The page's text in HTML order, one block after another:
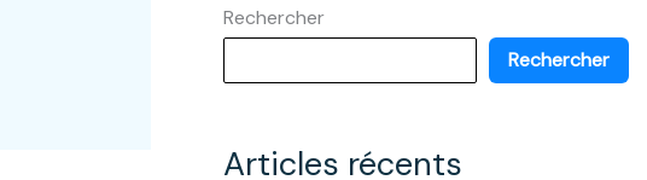
Rechercher
Rechercher
Articles récents